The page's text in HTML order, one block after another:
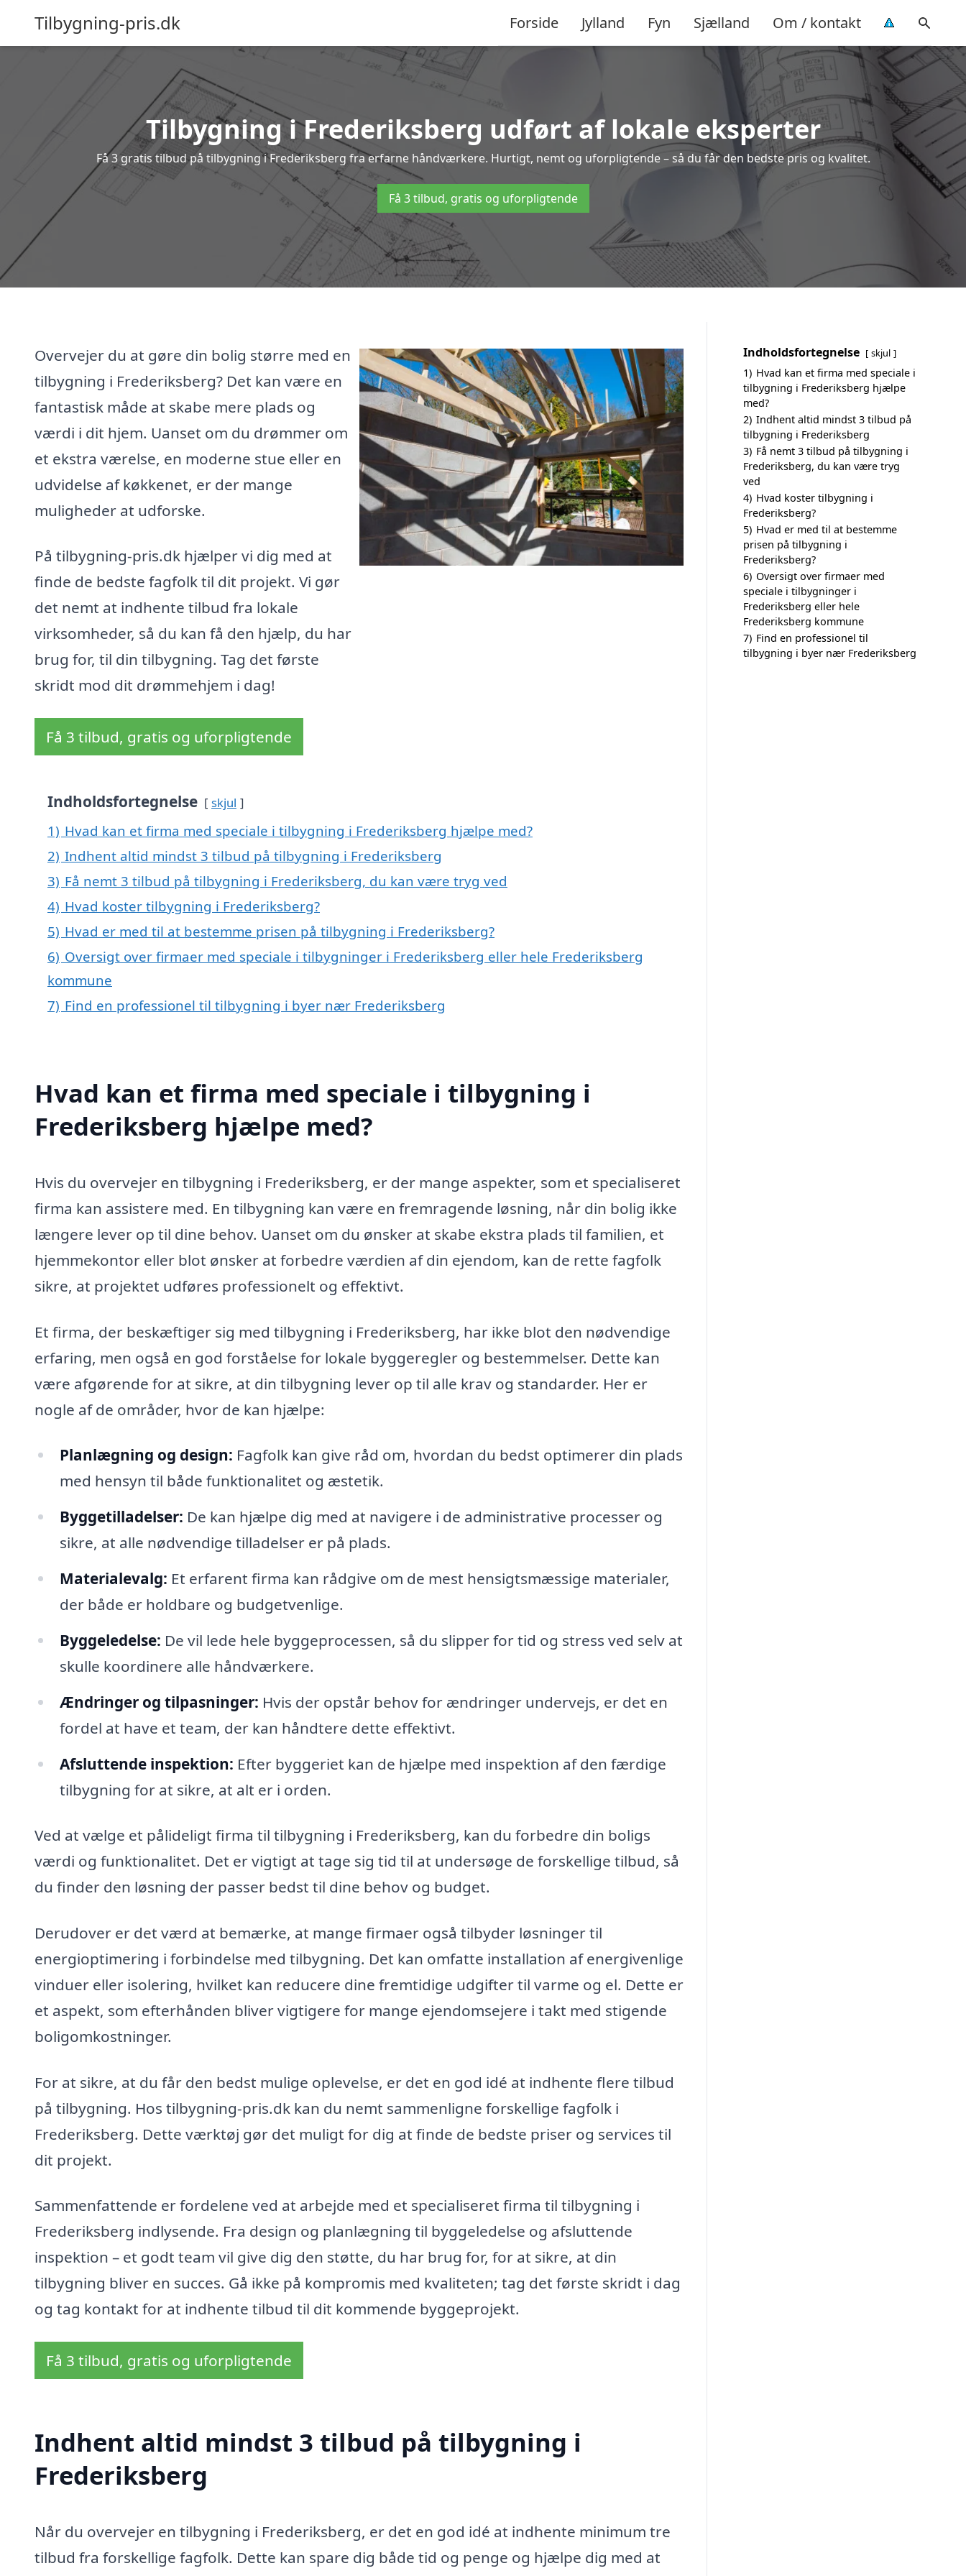
Tilbygning-pris.dk Forside Jylland Fyn Sjælland Om / kontakt
Tilbygning i Frederiksberg udført af lokale eksperter
Få 3 gratis tilbud på tilbygning i Frederiksberg fra erfarne håndværkere. Hurtigt, nemt og uforpligtende – så du får den bedste pris og kvalitet.
Få 3 tilbud, gratis og uforpligtende
Overvejer du at gøre din bolig større med en
tilbygning i Frederiksberg? Det kan være en
fantastisk måde at skabe mere plads og
værdi i dit hjem. Uanset om du drømmer om
et ekstra værelse, en moderne stue eller en
udvidelse af køkkenet, er der mange
muligheder at udforske.
På tilbygning-pris.dk hjælper vi dig med at
finde de bedste fagfolk til dit projekt. Vi gør
det nemt at indhente tilbud fra lokale
virksomheder, så du kan få den hjælp, du har
brug for, til din tilbygning. Tag det første
skridt mod dit drømmehjem i dag!
Få 3 tilbud, gratis og uforpligtende
Indholdsfortegnelse skjul
1) Hvad kan et firma med speciale i tilbygning i Frederiksberg hjælpe med?
2) Indhent altid mindst 3 tilbud på tilbygning i Frederiksberg
3) Få nemt 3 tilbud på tilbygning i Frederiksberg, du kan være tryg ved
4) Hvad koster tilbygning i Frederiksberg?
5) Hvad er med til at bestemme prisen på tilbygning i Frederiksberg?
6) Oversigt over firmaer med speciale i tilbygninger i Frederiksberg eller hele Frederiksberg
kommune
7) Find en professionel til tilbygning i byer nær Frederiksberg
Hvad kan et firma med speciale i tilbygning i
Frederiksberg hjælpe med?
Hvis du overvejer en tilbygning i Frederiksberg, er der mange aspekter, som et specialiseret
firma kan assistere med. En tilbygning kan være en fremragende løsning, når din bolig ikke
længere lever op til dine behov. Uanset om du ønsker at skabe ekstra plads til familien, et
hjemmekontor eller blot ønsker at forbedre værdien af din ejendom, kan de rette fagfolk
sikre, at projektet udføres professionelt og effektivt.
Et firma, der beskæftiger sig med tilbygning i Frederiksberg, har ikke blot den nødvendige
erfaring, men også en god forståelse for lokale byggeregler og bestemmelser. Dette kan
være afgørende for at sikre, at din tilbygning lever op til alle krav og standarder. Her er
nogle af de områder, hvor de kan hjælpe:
Planlægning og design: Fagfolk kan give råd om, hvordan du bedst optimerer din plads
med hensyn til både funktionalitet og æstetik.
Byggetilladelser: De kan hjælpe dig med at navigere i de administrative processer og
sikre, at alle nødvendige tilladelser er på plads.
Materialevalg: Et erfarent firma kan rådgive om de mest hensigtsmæssige materialer,
der både er holdbare og budgetvenlige.
Byggeledelse: De vil lede hele byggeprocessen, så du slipper for tid og stress ved selv at
skulle koordinere alle håndværkere.
Ændringer og tilpasninger: Hvis der opstår behov for ændringer undervejs, er det en
fordel at have et team, der kan håndtere dette effektivt.
Afsluttende inspektion: Efter byggeriet kan de hjælpe med inspektion af den færdige
tilbygning for at sikre, at alt er i orden.
Ved at vælge et pålideligt firma til tilbygning i Frederiksberg, kan du forbedre din boligs
værdi og funktionalitet. Det er vigtigt at tage sig tid til at undersøge de forskellige tilbud, så
du finder den løsning der passer bedst til dine behov og budget.
Derudover er det værd at bemærke, at mange firmaer også tilbyder løsninger til
energioptimering i forbindelse med tilbygning. Det kan omfatte installation af energivenlige
vinduer eller isolering, hvilket kan reducere dine fremtidige udgifter til varme og el. Dette er
et aspekt, som efterhånden bliver vigtigere for mange ejendomsejere i takt med stigende
boligomkostninger.
For at sikre, at du får den bedst mulige oplevelse, er det en god idé at indhente flere tilbud
på tilbygning. Hos tilbygning-pris.dk kan du nemt sammenligne forskellige fagfolk i
Frederiksberg. Dette værktøj gør det muligt for dig at finde de bedste priser og services til
dit projekt.
Sammenfattende er fordelene ved at arbejde med et specialiseret firma til tilbygning i
Frederiksberg indlysende. Fra design og planlægning til byggeledelse og afsluttende
inspektion – et godt team vil give dig den støtte, du har brug for, for at sikre, at din
tilbygning bliver en succes. Gå ikke på kompromis med kvaliteten; tag det første skridt i dag
og tag kontakt for at indhente tilbud til dit kommende byggeprojekt.
Få 3 tilbud, gratis og uforpligtende
Indhent altid mindst 3 tilbud på tilbygning i
Frederiksberg
Når du overvejer en tilbygning i Frederiksberg, er det en god idé at indhente minimum tre
tilbud fra forskellige fagfolk. Dette kan spare dig både tid og penge og hjælpe dig med at
Indholdsfortegnelse skjul
1) Hvad kan et firma med speciale i
tilbygning i Frederiksberg hjælpe
med?
2) Indhent altid mindst 3 tilbud på
tilbygning i Frederiksberg
3) Få nemt 3 tilbud på tilbygning i
Frederiksberg, du kan være tryg
ved
4) Hvad koster tilbygning i
Frederiksberg?
5) Hvad er med til at bestemme
prisen på tilbygning i
Frederiksberg?
6) Oversigt over firmaer med
speciale i tilbygninger i
Frederiksberg eller hele
Frederiksberg kommune
7) Find en professionel til
tilbygning i byer nær Frederiksberg